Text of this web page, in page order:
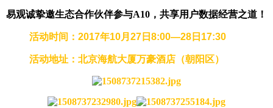
易观诚挚邀生态合作伙伴参与A10，共享用户数据经营之道！
活动时间：2017年10月27日8:00—28 日 17:30
活动地址：北京海航大厦万豪酒店（朝阳区）